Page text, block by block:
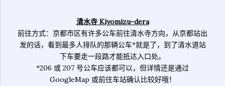
清水寺 Kiyomizu-dera
前往方式：京都市区有许多公车前往清水寺方向，从京都站出
发的话，看到最多人排队的那辆公车*就是了，到了清水道站
下车要走一段路才能抵达入口处。
*206 或 207 号公车应该都可以，但详情还是通过
GoogleMap 或前往车站确认比较好哦！